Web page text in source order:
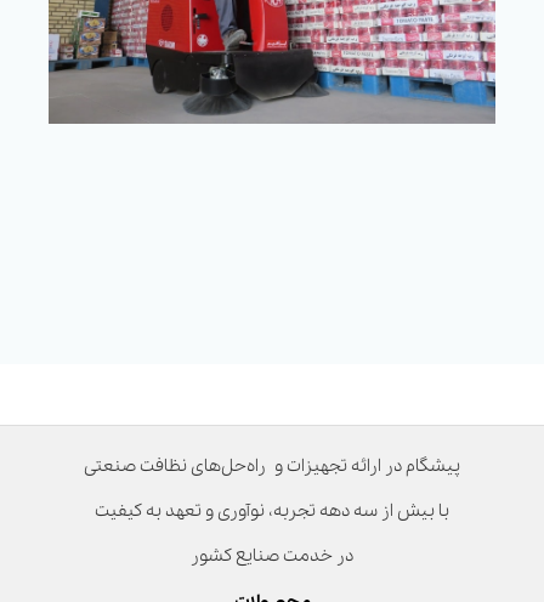
پیشگام در ارائه تجهیزات و راه‌حل‌های نظافت صنعتی
با بیش از سه دهه تجربه، نوآوری و تعهد به کیفیت
در خدمت صنایع کشور